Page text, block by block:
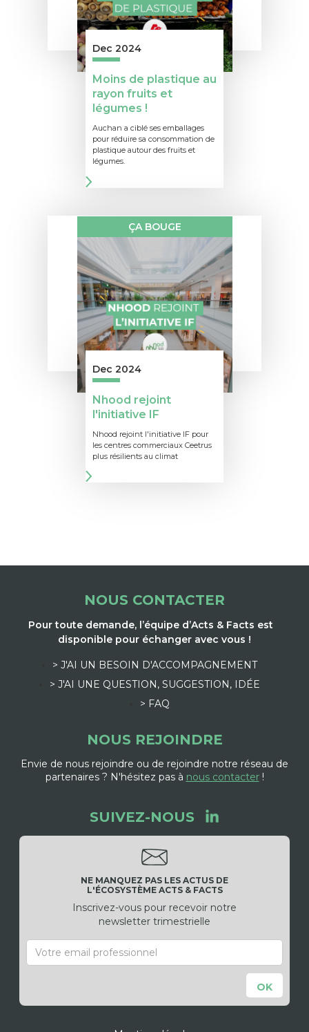
Dec 2024
Moins de plastique au
rayon fruits et
légumes !
Auchan a ciblé ses emballages
pour réduire sa consommation de
plastique autour des fruits et
légumes.
ÇA BOUGE
Dec 2024
Nhood rejoint
l'initiative IF
Nhood rejoint l'initiative IF pour
les centres commerciaux Ceetrus
plus résilients au climat
NOUS CONTACTER
Pour toute demande, l’équipe d’Acts & Facts est
disponible pour échanger avec vous !
> J'AI UN BESOIN D'ACCOMPAGNEMENT
> J'AI UNE QUESTION, SUGGESTION, IDÉE
> FAQ
NOUS REJOINDRE
Envie de nous rejoindre ou de rejoindre notre réseau de
partenaires ? N'hésitez pas à nous contacter!
SUIVEZ-NOUS
NE MANQUEZ PAS LES ACTUS DE
L'ÉCOSYSTÈME ACTS & FACTS
Inscrivez-vous pour recevoir notre
newsletter trimestrielle